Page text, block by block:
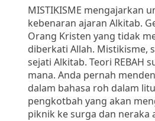
MISTIKISME mengajarkan
kebenaran ajaran Alkitab.
Orang Kristen yang tidak
diberkati Allah. Mistikisme,
sejati Alkitab. Teori REBAH
mana. Anda pernah
dalam bahasa roh dalam
pengkotbah yang akan
piknik ke surga dan neraka